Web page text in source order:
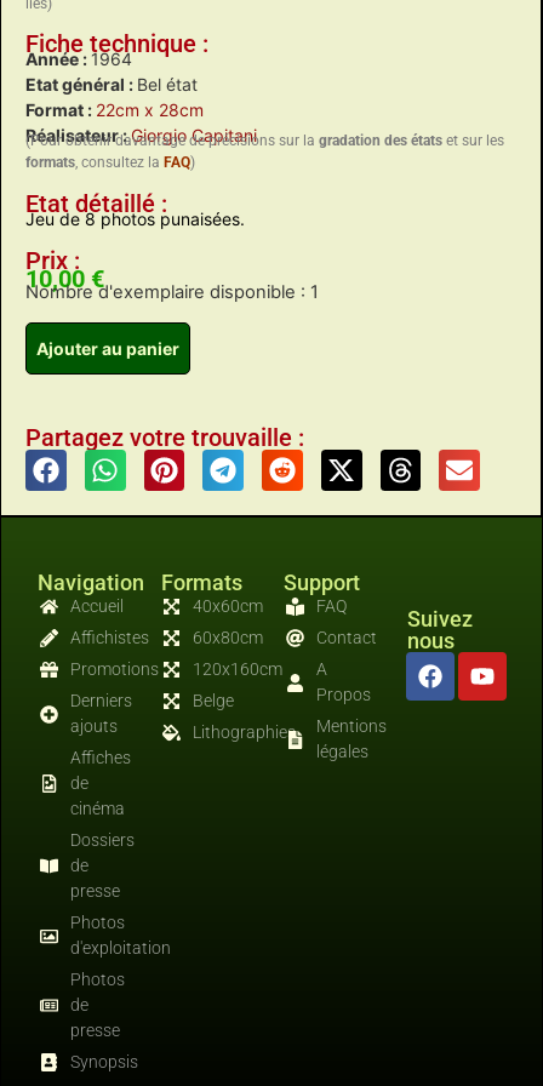
liés)
Fiche technique :
Année : 1964
Etat général : Bel état
Format : 22cm x 28cm
Réalisateur :Giorgio Capitani
(Pour obtenir davantage de précisions sur la gradation des états et sur les
formats, consultez la FAQ)
Etat détaillé :
Jeu de 8 photos punaisées.
Prix :
10,00 €
Nombre d'exemplaire disponible : 1
Ajouter au panier
Partagez votre trouvaille :
Navigation
Accueil
Affichistes
Promotions
Derniers
ajouts
Affiches
de
cinéma
Dossiers
de
presse
Photos
d'exploitation
Photos
de
presse
Synopsis
Formats
40x60cm
60x80cm
120x160cm
Belge
Lithographies
Support
FAQ
Contact
A
Propos
Mentions
légales
Suivez
nous